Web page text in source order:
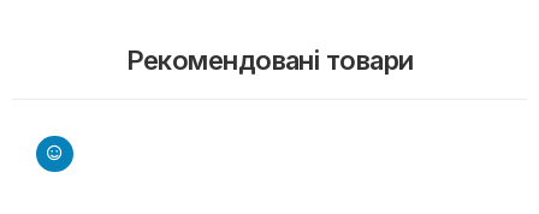
Рекомендовані товари